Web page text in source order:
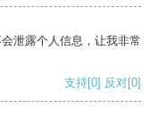
泄露个人信息，让我非常
支持[0] 反对[0]